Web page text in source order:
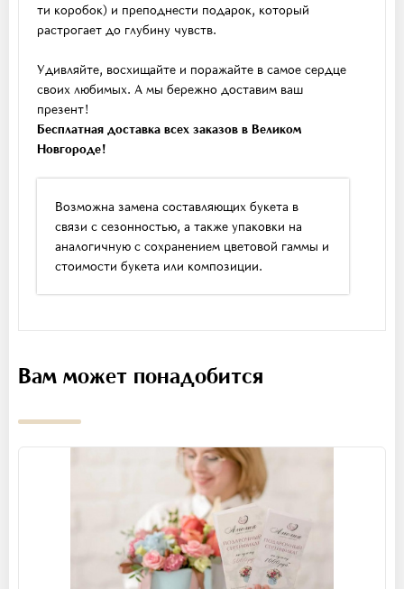
ти коробок) и преподнести подарок, который
растрогает до глубину чувств.
Удивляйте, восхищайте и поражайте в самое сердце
своих любимых. А мы бережно доставим ваш
презент!
Бесплатная доставка всех заказов в Великом
Новгороде!
Возможна замена составляющих букета в
связи с сезонностью, а также упаковки на
аналогичную с сохранением цветовой гаммы и
стоимости букета или композиции.
Вам может понадобится